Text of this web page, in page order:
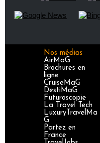
Nos médias
AirMaG
Brochures en
ligne
CruiseMaG
DestiMaG
Futuroscopie
La Travel Tech
LuxuryTravelMa
G
Partez en
France